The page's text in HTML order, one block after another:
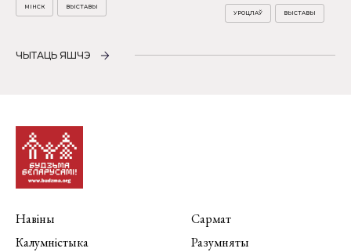
МІНСК ВЫСТАВЫ
УРОЦЛАЎ ВЫСТАВЫ
ЧЫТАЦЬ ЯШЧЭ
Навіны
Калумністыка
Сармат
Разумняты